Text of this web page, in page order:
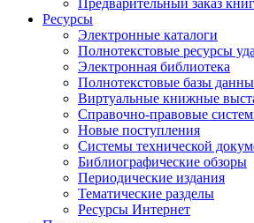
Предварительный заказ книг
Ресурсы
Электронные каталоги
Полнотекстовые ресурсы
Электронная библиотека
Полнотекстовые базы
Виртуальные книжные
Справочно-правовые
Новые поступления
Cистемы технической
Библиографические обзоры
Периодические издания
Тематические разделы
Ресурсы Интернет